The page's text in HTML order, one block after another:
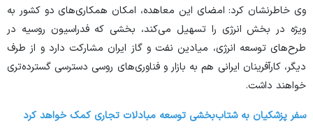
وی خاطرنشان کرد: امضای این معاهده، امکان همکاری‌های دو کشور به
ویژه در بخش انرژی را تسهیل می‌کند، بخشی که فدراسیون روسیه در
طرح‌های توسعه انرژی، میادین نفت و گاز ایران مشارکت دارد و از طرف
دیگر، کارآفرینان ایرانی هم به بازار و فناوری‌های روسی دسترسی گسترده‌تری
خواهند داشت.
سفر پزشکیان به شتاب‌بخشی توسعه مبادلات تجاری کمک خواهد کرد